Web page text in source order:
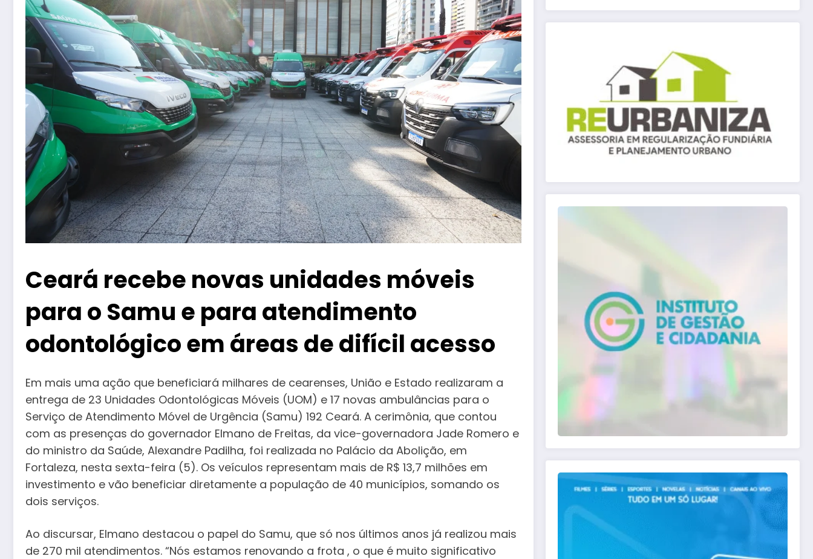
Ceará recebe novas unidades móveis
para o Samu e para atendimento
odontológico em áreas de difícil acesso
Em mais uma ação que beneficiará milhares de cearenses, União e Estado realizaram a
entrega de 23 Unidades Odontológicas Móveis (UOM) e 17 novas ambulâncias para o
Serviço de Atendimento Móvel de Urgência (Samu) 192 Ceará. A cerimônia, que contou
com as presenças do governador Elmano de Freitas, da vice-governadora Jade Romero e
do ministro da Saúde, Alexandre Padilha, foi realizada no Palácio da Abolição, em
Fortaleza, nesta sexta-feira (5). Os veículos representam mais de R$ 13,7 milhões em
investimento e vão beneficiar diretamente a população de 40 municípios, somando os
dois serviços.
Ao discursar, Elmano destacou o papel do Samu, que só nos últimos anos já realizou mais
de 270 mil atendimentos. “Nós estamos renovando a frota , o que é muito significativo